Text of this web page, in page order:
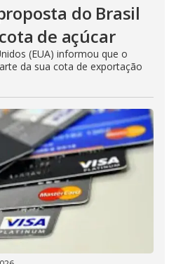
do Brasil
de açúcar
(EUA) informou que o
da sua cota de exportação